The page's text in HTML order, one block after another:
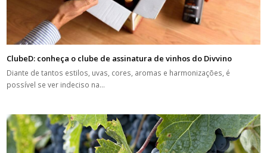
ClubeD: conheça o clube de assinatura de vinhos do Divvino
Diante de tantos estilos, uvas, cores, aromas e harmonizações, é
possível se ver indeciso na…